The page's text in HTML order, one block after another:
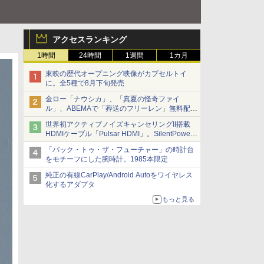
アクセスランキング
1時間 24時間 1週間 1カ月
東映の歴代オープニング映像がカプセルトイ
に。全5種で8月下旬発売
金ロー「ナウシカ」、「真夏の怪奇ファイ
ル」、ABEMAで「葬送のフリーレン」無料配信
など。夏の特番・配信情報
世界初アクティブノイズキャンセリングII搭載
HDMIケーブル「Pulsar HDMI」。SilentPower
から
「バック・トゥ・ザ・フューチャー」の時計台
をモチーフにした腕時計。1985本限定
純正の有線CarPlay/Android Autoをワイヤレス
化するアダプタ
もっと見る